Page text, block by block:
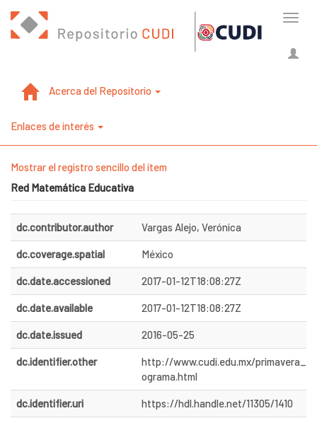
Acerca del Repositorio
Enlaces de interés
Mostrar el registro sencillo del ítem
Red Matemática Educativa
dc.contributor.author Vargas Alejo, Verónica
dc.coverage.spatial México
dc.date.accessioned 2017-01-12T18:08:27Z
dc.date.available 2017-01-12T18:08:27Z
dc.date.issued 2016-05-25
dc.identifier.other
http://www.cudi.edu.mx/
ograma.html
dc.identifier.uri https://hdl.handle.net/11305/1410